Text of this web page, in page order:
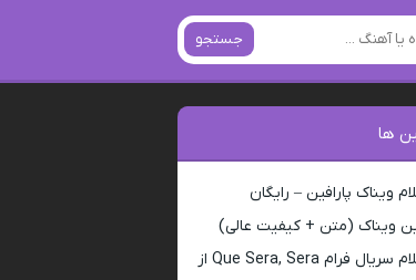
جستجو
ها
ویناک پارافین – رایگان
ویناک (متن + کیفیت عالی)
آهنگ بی کلام سریال فرام Que Sera, Sera از